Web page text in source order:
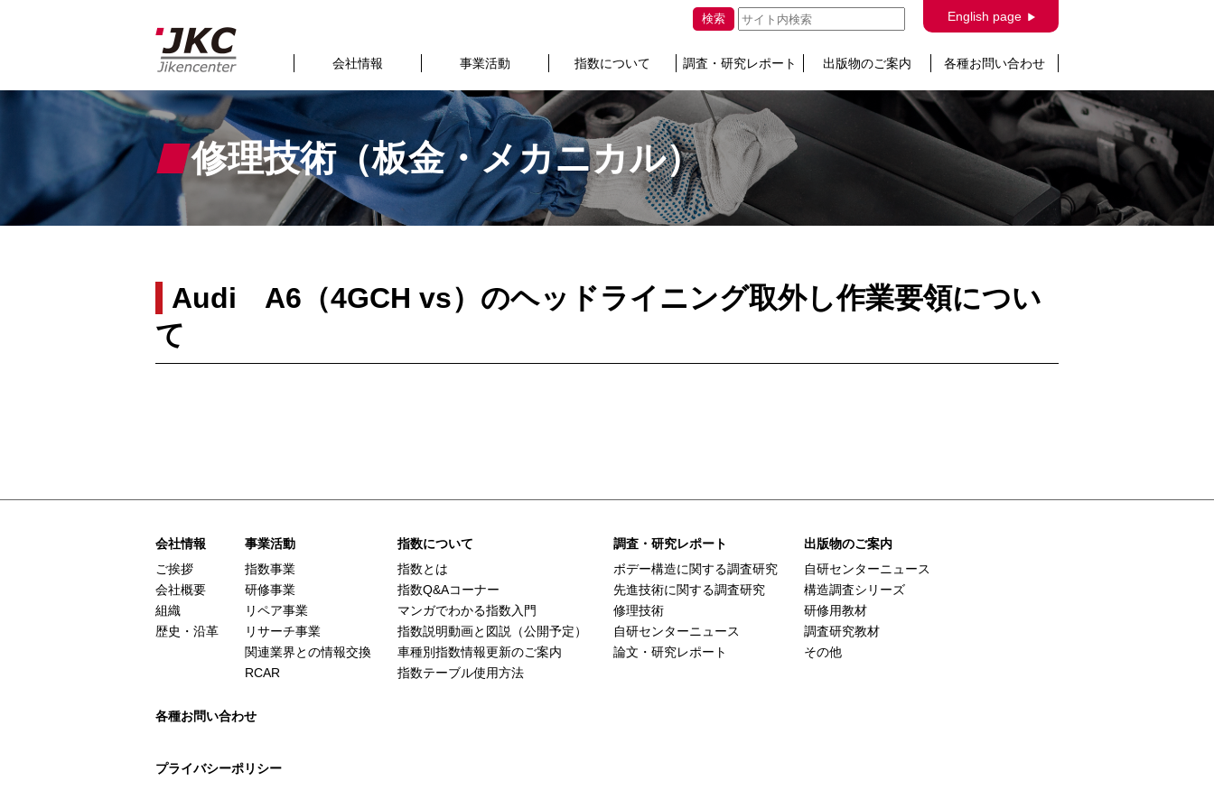
English page
会社情報 事業活動 指数について 調査・研究レポート 出版物のご案内 各種お問い合わせ
検索
修理技術（板金・メカニカル）
Audi A6（4GCH vs）のヘッドライニング取外し作業要領につい
て
会社情報
ご挨拶
会社概要
組織
歴史・沿革
事業活動
指数事業
研修事業
リペア事業
リサーチ事業
関連業界との情報交換
RCAR
指数について
指数とは
指数Q&Aコーナー
マンガでわかる指数入門
指数説明動画と図説（公開予定）
車種別指数情報更新のご案内
指数テーブル使用方法
調査・研究レポート
ボデー構造に関する調査研究
先進技術に関する調査研究
修理技術
自研センターニュース
論文・研究レポート
出版物のご案内
自研センターニュース
構造調査シリーズ
研修用教材
調査研究教材
その他
各種お問い合わせ
プライバシーポリシー